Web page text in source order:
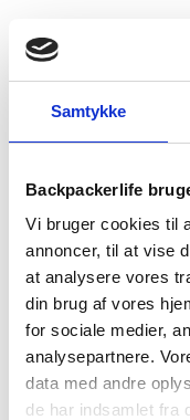
Samtykke
Backpackerlife
Vi bruger cookies til
annoncer, til at vise
at analysere vores
din brug af vores
for sociale medier,
analysepartnere.
data med andre
de har indsamlet fra
BESKRIVELSE
Denne poncho fra
vægt og fylde gør den
forberedt hvis det
på ponchoen finder
kroppen i blæst. Med